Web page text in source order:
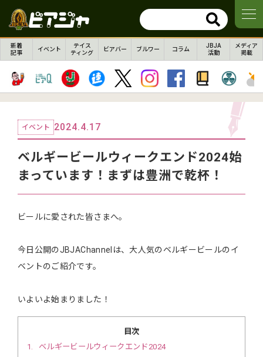
新着
記事
イベント
テイス
ティング
ビアバー ブルワー コラム
JBJA
活動
メディア
掲載
イベント 2024.4.17
ベルギービールウィークエンド2024始
まっています！まずは豊洲で乾杯！
ビールに愛された皆さまへ。
今日公開のJBJAChannelは、大人気のベルギービールのイ
ベントのご紹介です。
いよいよ始まりました！
目次
1
ベルギービールウィークエンド2024